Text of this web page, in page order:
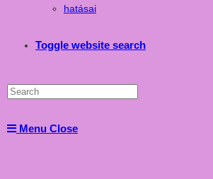
hatásai
Toggle website search
Menu Close